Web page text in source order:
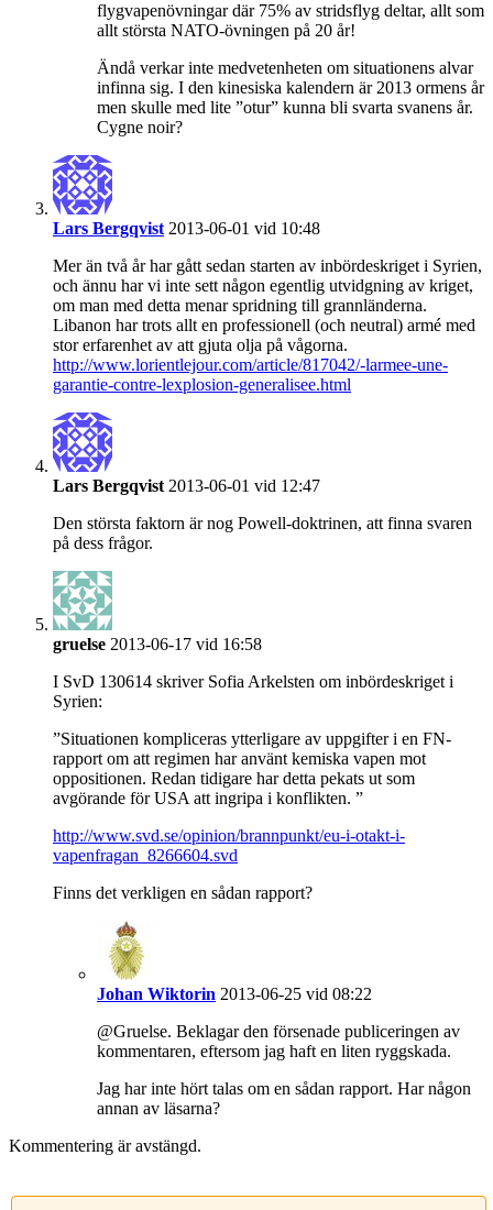
flygvapenövningar där 75% av stridsflyg deltar, allt som
allt största NATO-övningen på 20 år!
Ändå verkar inte medvetenheten om situationens alvar
infinna sig. I den kinesiska kalendern är 2013 ormens år
men skulle med lite ”otur” kunna bli svarta svanens år.
Cygne noir?
Lars Bergqvist 2013-06-01 vid 10:48
Mer än två år har gått sedan starten av inbördeskriget i Syrien,
och ännu har vi inte sett någon egentlig utvidgning av kriget,
om man med detta menar spridning till grannländerna.
Libanon har trots allt en professionell (och neutral) armé med
stor erfarenhet av att gjuta olja på vågorna.
http://www.lorientlejour.com/article/817042/-larmee-une-
garantie-contre-lexplosion-generalisee.html
Lars Bergqvist 2013-06-01 vid 12:47
Den största faktorn är nog Powell-doktrinen, att finna svaren
på dess frågor.
gruelse 2013-06-17 vid 16:58
I SvD 130614 skriver Sofia Arkelsten om inbördeskriget i
Syrien:
”Situationen kompliceras ytterligare av uppgifter i en FN-
rapport om att regimen har använt kemiska vapen mot
oppositionen. Redan tidigare har detta pekats ut som
avgörande för USA att ingripa i konflikten. ”
http://www.svd.se/opinion/brannpunkt/eu-i-otakt-i-
vapenfragan_8266604.svd
Finns det verkligen en sådan rapport?
Johan Wiktorin 2013-06-25 vid 08:22
@Gruelse. Beklagar den försenade publiceringen av
kommentaren, eftersom jag haft en liten ryggskada.
Jag har inte hört talas om en sådan rapport. Har någon
annan av läsarna?
Kommentering är avstängd.